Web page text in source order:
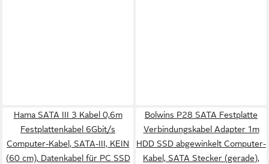
Hama SATA III 3 Kabel 0,6m
Festplattenkabel 6Gbit/s
Computer-Kabel, SATA-III, KEIN
(60 cm), Datenkabel für PC SSD
Bolwins P28 SATA Festplatte
Verbindungskabel Adapter 1m
HDD SSD abgewinkelt Computer-
Kabel, SATA Stecker (gerade),